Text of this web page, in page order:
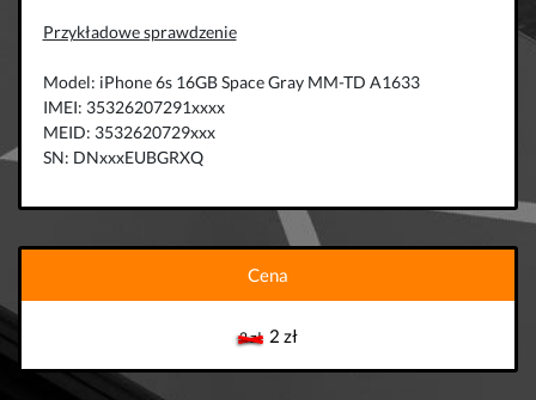
Przykładowe sprawdzenie
Model: iPhone 6s 16GB Space Gray MM-TD A1633
IMEI: 35326207291xxxx
MEID: 3532620729xxx
SN: DNxxxEUBGRXQ
Cena
2 zł2 zł